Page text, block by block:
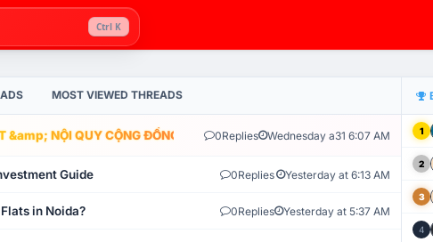
Ctrl K
MOST VIEWED THREADS
&amp; NỘI QUY CỘNG ĐỒNG VLIKE.VN: HỆ THỐNG GIÁM SÁT TỰ
0Replies Wednesday a31 6:07 AM
Guide 0Replies Yesterday at 6:13 AM
in Noida? 0Replies Yesterday at 5:37 AM
1
2
3
4